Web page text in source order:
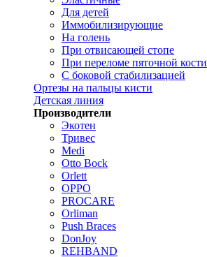
Для детей
Иммобилизирующие
На голень
При отвисающей стопе
При переломе пяточной кости
С боковой стабилизацией
Ортезы на пальцы кисти
Детская линия
Производители
Экотен
Тривес
Medi
Otto Bock
Orlett
OPPO
PROCARE
Orliman
Push Braces
DonJoy
REHBAND